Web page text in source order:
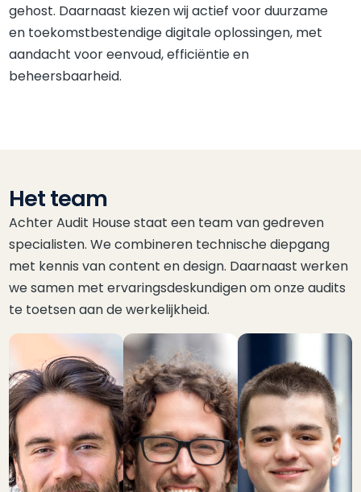
gehost. Daarnaast kiezen wij actief voor duurzame
en toekomstbestendige digitale oplossingen, met
aandacht voor eenvoud, efficiëntie en
beheersbaarheid.
Het team
Achter Audit House staat een team van gedreven
specialisten. We combineren technische diepgang
met kennis van content en design. Daarnaast werken
we samen met ervaringsdeskundigen om onze audits
te toetsen aan de werkelijkheid.